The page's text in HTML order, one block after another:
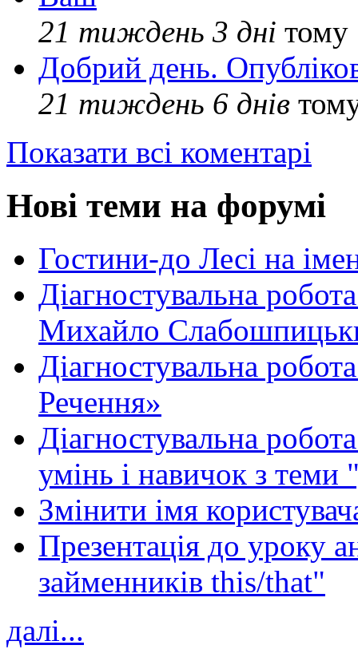
21 тиждень 3 дні тому
Добрий день.
21 тиждень 6 днів
Показати всі коментарі
Нові теми на форумі
Гостини-до Лесі на
Діагностувальна
Михайло
Діагностувальна
Речення»
Діагностувальна
умінь і навичок з теми
Змінити імя
Презентація до уроку
займенників this/that"
далі...